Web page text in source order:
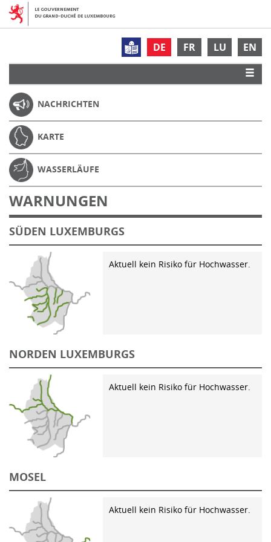
DE FR LU EN
NACHRICHTEN
KARTE
WASSERLÄUFE
WARNUNGEN
SÜDEN LUXEMBURGS
Aktuell kein Risiko für Hochwasser.
NORDEN LUXEMBURGS
Aktuell kein Risiko für Hochwasser.
MOSEL
Aktuell kein Risiko für Hochwasser.